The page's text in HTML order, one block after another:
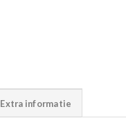
Extra informatie